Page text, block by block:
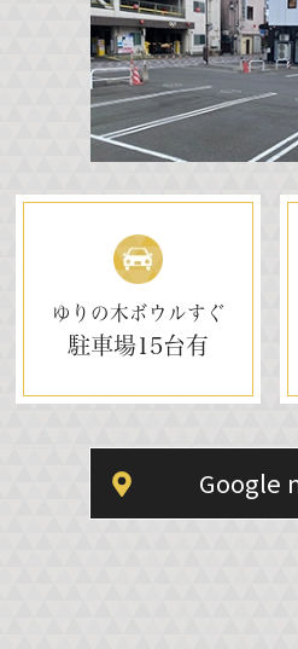
Google
ゆりの木ボウルすぐ
駐車場15台有